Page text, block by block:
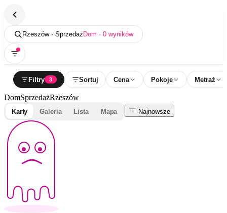
Rzeszów · Sprzedaż Dom · 0 wyników
Filtry 3 Sortuj Cena Pokoje Metraż
DomSprzedażRzeszów
Karty Galeria Lista Mapa Najnowsze